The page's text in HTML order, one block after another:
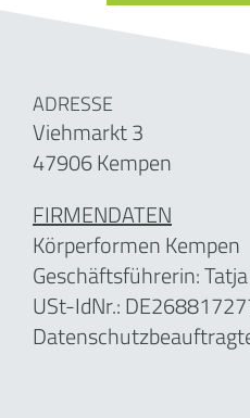
ADRESSE
Viehmarkt 3
47906 Kempen
FIRMENDATEN
Körperformen Kempen
Geschäftsführerin:
USt-IdNr.: